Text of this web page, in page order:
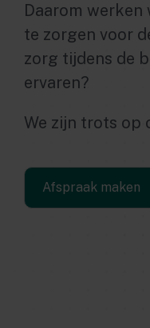
Daarom werken
te zorgen voor
zorg tijdens de
ervaren?
We zijn trots op
Afspraak maken